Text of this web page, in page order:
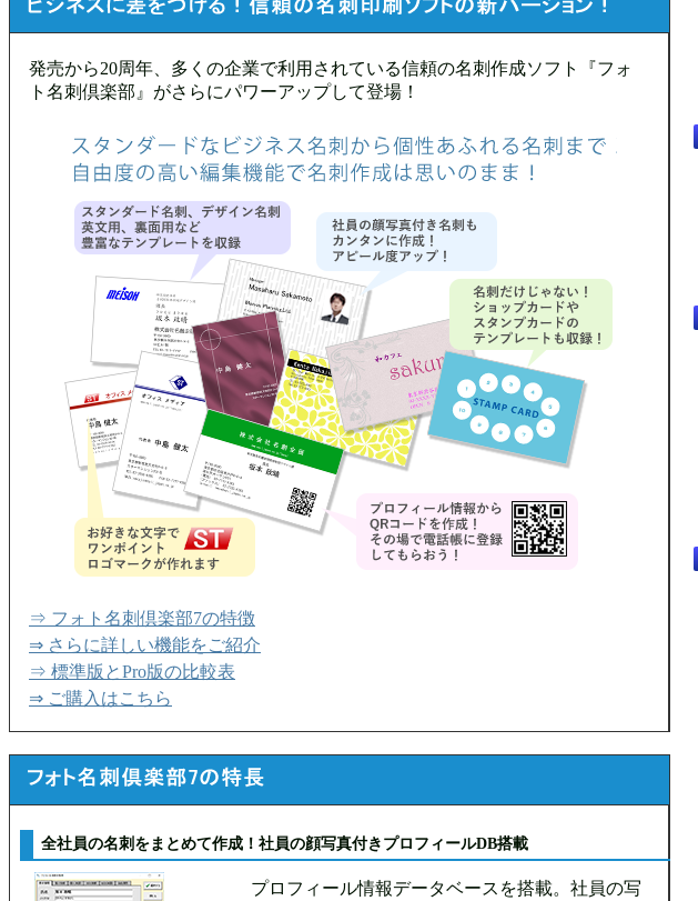
発売から20周年、多くの企業で利用されている信頼の名刺作成ソフト『フォ
ト名刺倶楽部』がさらにパワーアップして登場！
⇒ フォト名刺倶楽部7の特徴
⇒ さらに詳しい機能をご紹介
⇒ 標準版とPro版の比較表
⇒ ご購入はこちら
全社員の名刺をまとめて作成！社員の顔写真付きプロフィールDB搭載
プロフィール情報データベースを搭載。社員の写